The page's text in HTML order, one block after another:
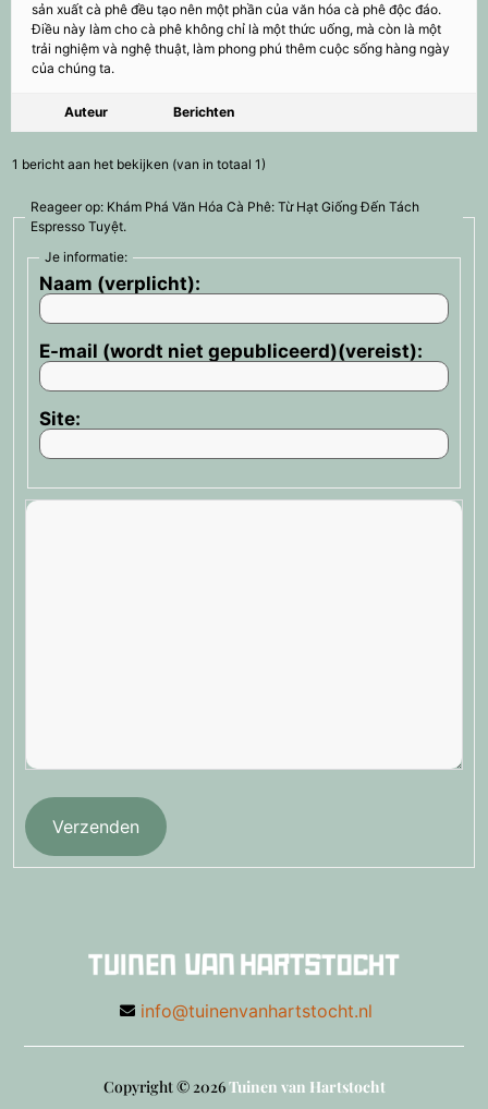
sản xuất cà phê đều tạo nên một phần của văn hóa cà phê độc đáo.
Điều này làm cho cà phê không chỉ là một thức uống, mà còn là một
trải nghiệm và nghệ thuật, làm phong phú thêm cuộc sống hàng ngày
của chúng ta.
Auteur Berichten
1 bericht aan het bekijken (van in totaal 1)
Reageer op: Khám Phá Văn Hóa Cà Phê: Từ Hạt Giống Đến Tách
Espresso Tuyệt.
Je informatie:
Naam (verplicht):
E-mail (wordt niet gepubliceerd)(vereist):
Site:
Verzenden
info@tuinenvanhartstocht.nl
Copyright © 2026Tuinen van Hartstocht